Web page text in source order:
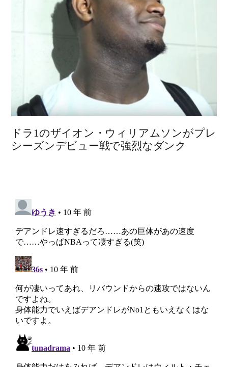
ドラ1のザイオン・ウィリアムソンがプレ
シーズンデビュー戦で強烈なダンク